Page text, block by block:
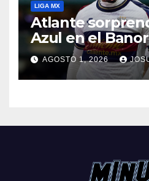
LIGA MX
Atlante
Azul en el
AGOSTO 1, 2026